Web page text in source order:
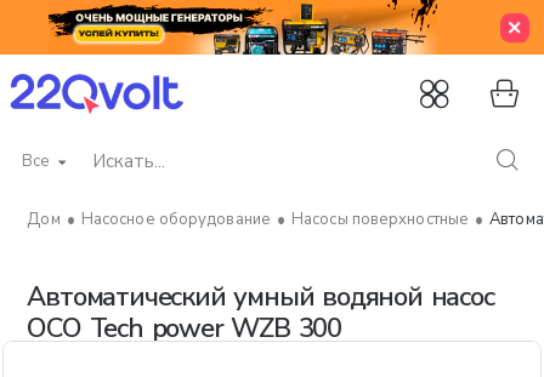
Все
Искать...
Автоматический умный водяной насос
OCO Tech power WZB 300
Насосное оборудование Насосы поверхностные